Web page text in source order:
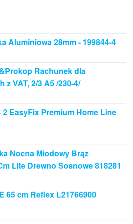
Aluminiowa 28mm - 199844-4
Rachunek dla
z VAT, 2/3 A5 /230-4/
2 EasyFix Premium Home Line
Nocna Miodowy Brąz
Lite Drewno Sosnowe 818281
65 cm Reflex L21766900